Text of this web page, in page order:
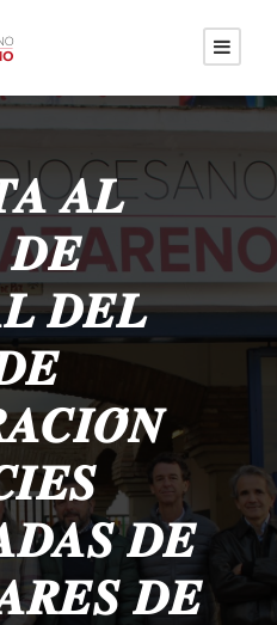
𝑨𝑳
𝑫𝑬
𝑫𝑬𝑳
𝑫𝑬
𝑫𝑬